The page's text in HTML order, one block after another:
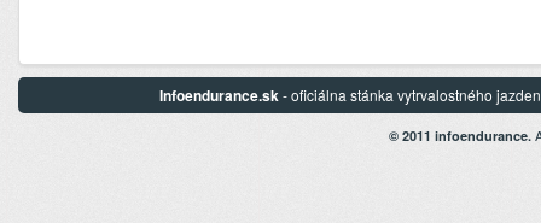
Infoendurance.sk - oficiálna stánka vytrvalostného
© 2011 infoendurance.